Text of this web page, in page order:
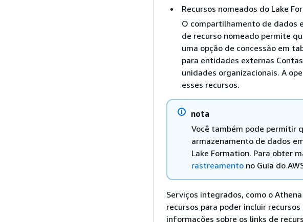
Recursos nomeados do Lake
O compartilhamento de dados
de recurso nomeado permite
uma opção de concessão em
para entidades externas
unidades organizacionais. A
esses recursos.
nota
Você também pode permitir
armazenamento de dados
Lake Formation. Para obter
rastreamento no Guia do
Serviços integrados, como o
recursos para poder incluir
informações sobre os links de